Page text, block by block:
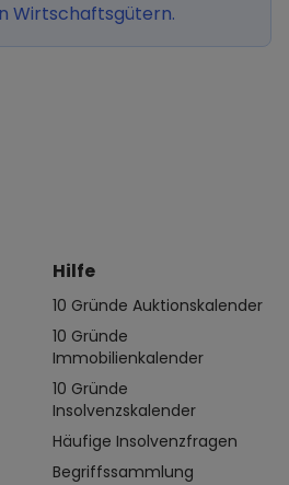
Wirtschaftsgütern.
Hilfe
10 Gründe Auktionskalender
10 Gründe
Immobilienkalender
10 Gründe
Insolvenzskalender
Häufige Insolvenzfragen
Begriffssammlung